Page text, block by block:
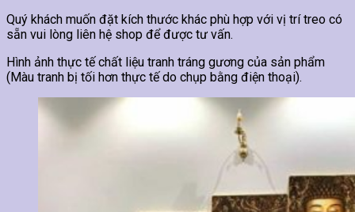
Quý khách muốn đặt kích thước khác phù hợp với vị trí treo có
sẵn vui lòng liên hệ shop để được tư vấn.
Hình ảnh thực tế chất liệu tranh tráng gương của sản phẩm
(Màu tranh bị tối hơn thực tế do chụp bằng điện thoại).